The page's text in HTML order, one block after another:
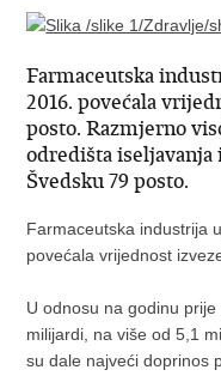
Farmaceutska
2016. povećala
posto. Razmjerno
odredišta
Švedsku 79 posto.
Farmaceutska industrija
povećala vrijednost
U odnosu na godinu
milijardi, na više od 5,1
su dale najveći doprinos